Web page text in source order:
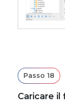
Passo 18
Caricare il